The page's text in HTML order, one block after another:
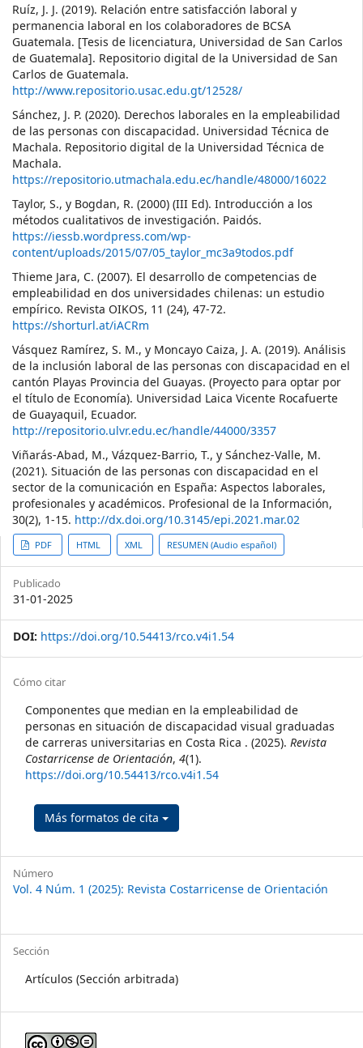
Ruíz, J. J. (2019). Relación entre satisfacción laboral y
permanencia laboral en los colaboradores de BCSA
Guatemala. [Tesis de licenciatura, Universidad de San Carlos
de Guatemala]. Repositorio digital de la Universidad de San
Carlos de Guatemala.
http://www.repositorio.usac.edu.gt/12528/
Sánchez, J. P. (2020). Derechos laborales en la empleabilidad
de las personas con discapacidad. Universidad Técnica de
Machala. Repositorio digital de la Universidad Técnica de
Machala.
https://repositorio.utmachala.edu.ec/handle/48000/16022
Taylor, S., y Bogdan, R. (2000) (III Ed). Introducción a los
métodos cualitativos de investigación. Paidós.
https://iessb.wordpress.com/wp-
content/uploads/2015/07/05_taylor_mc3a9todos.pdf
Thieme Jara, C. (2007). El desarrollo de competencias de
empleabilidad en dos universidades chilenas: un estudio
empírico. Revista OIKOS, 11 (24), 47-72.
https://shorturl.at/iACRm
Vásquez Ramírez, S. M., y Moncayo Caiza, J. A. (2019). Análisis
de la inclusión laboral de las personas con discapacidad en el
cantón Playas Provincia del Guayas. (Proyecto para optar por
el título de Economía). Universidad Laica Vicente Rocafuerte
de Guayaquil, Ecuador.
http://repositorio.ulvr.edu.ec/handle/44000/3357
Viñarás-Abad, M., Vázquez-Barrio, T., y Sánchez-Valle, M.
(2021). Situación de las personas con discapacidad en el
sector de la comunicación en España: Aspectos laborales,
profesionales y académicos. Profesional de la Información,
30(2), 1-15. http://dx.doi.org/10.3145/epi.2021.mar.02
PDF HTML XML RESUMEN (Audio español)
Publicado
31-01-2025
DOI: https://doi.org/10.54413/rco.v4i1.54
Cómo citar
Componentes que median en la empleabilidad de
personas en situación de discapacidad visual graduadas
de carreras universitarias en Costa Rica . (2025). Revista
Costarricense de Orientación, 4(1).
https://doi.org/10.54413/rco.v4i1.54
Más formatos de cita
Número
Vol. 4 Núm. 1 (2025): Revista Costarricense de Orientación
Sección
Artículos (Sección arbitrada)